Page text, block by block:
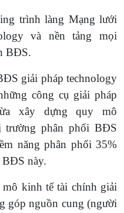
trình làng Mạng lưới
và nền tảng mọi
BĐS.
giải pháp technology
công cụ giải pháp
xây dựng quy mô
trường phân phối BĐS
năng phân phối 35%
BĐS này.
kinh tế tài chính giải
góp nguồn cung (người